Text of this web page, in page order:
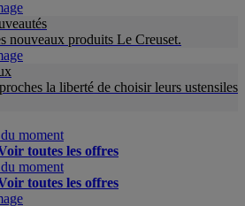
nouveaux produits Le Creuset.
la liberté de choisir leurs ustensiles
moment
toutes les offres
moment
toutes les offres